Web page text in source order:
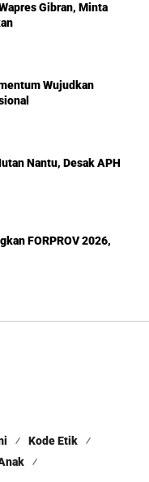
Gibran, Minta
Wujudkan
Nantu, Desak APH
FORPROV 2026,
Kode Etik